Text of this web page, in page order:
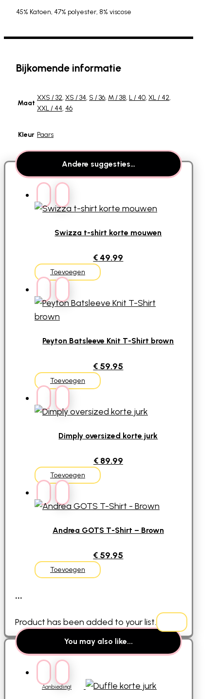
45% Katoen, 47% polyester, 8% viscose
Bijkomende informatie
Maat
XXS / 32, XS / 34, S / 36, M / 38, L / 40, XL / 42,
XXL / 44, 46
Kleur Paars
Andere suggesties…
Swizza t-shirt korte mouwen
€ 49.99
Toevoegen
Dit
heeft
Deze
kan
gekozen
op
productpagina
Peyton Batsleeve Knit T-Shirt brown
€ 59.95
Toevoegen
Dit
heeft
meerdere
variaties.
optie
kan
worden
de
Dimply oversized korte jurk
€89.99
Toevoegen
Dit
heeft
variaties.
optie
kan
de
productpagina
Andrea GOTS T-Shirt – Brown
€ 59.95
Toevoegen
Dit
variaties.
Deze
worden
...
Product has been added to your list.
You may also like...
Aanbieding!